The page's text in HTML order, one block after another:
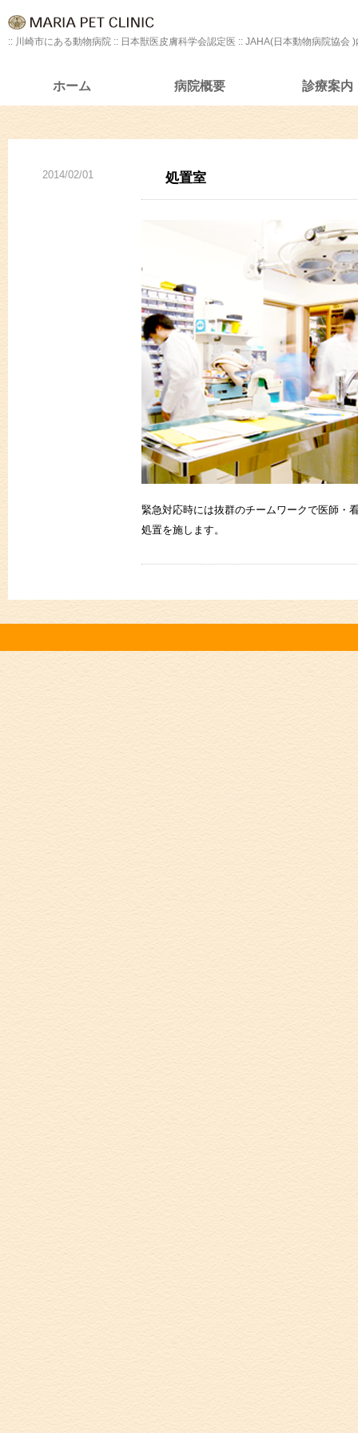
:: 川崎市にある動物病院 :: 日本獣医皮膚科学会認定医 :: JAHA(日本動物病院協会
ホーム 病院概要 診療案内
2014/02/01 処置室
緊急対応時には抜群のチームワークで医師・
処置を施します。